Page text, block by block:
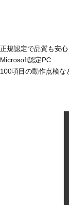
正規認定で品質も安心
Microsoft認定PC
100項目の動作点検な